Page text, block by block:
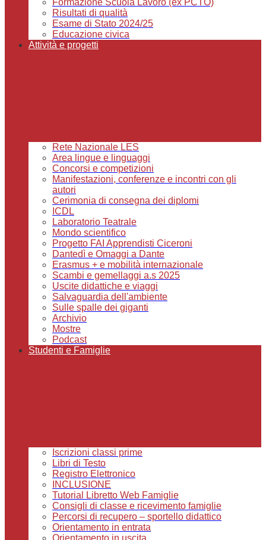
Formazione Scuola Lavoro (ex PCTO)
Risultati di qualità
Esame di Stato 2024/25
Educazione civica
Attività e progetti
Rete Nazionale LES
Area lingue e linguaggi
Concorsi e competizioni
Manifestazioni, conferenze e incontri con gli
autori
Cerimonia di consegna dei diplomi
ICDL
Laboratorio Teatrale
Mondo scientifico
Progetto FAI Apprendisti Ciceroni
Dantedì e Omaggi a Dante
Erasmus + e mobilità internazionale
Scambi e gemellaggi a.s 2025
Uscite didattiche e viaggi
Salvaguardia dell'ambiente
Sulle spalle dei giganti
Archivio
Mostre
Podcast
Studenti e Famiglie
Iscrizioni classi prime
Libri di Testo
Registro Elettronico
INCLUSIONE
Tutorial Libretto Web Famiglie
Consigli di classe e ricevimento famiglie
Percorsi di recupero – sportello didattico
Orientamento in entrata